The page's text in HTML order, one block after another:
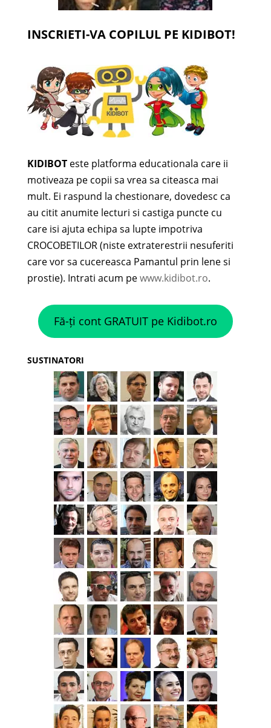
INSCRIETI-VA COPILUL PE KIDIBOT!
KIDIBOTeste platforma educationala care ii
motiveaza pe copii sa vrea sa citeasca mai
mult. Ei raspund la chestionare, dovedesc ca
au citit anumite lecturi si castiga puncte cu
care isi ajuta echipa sa lupte impotriva
CROCOBETILOR (niste extraterestrii nesuferiti
care vor sa cucereasca Pamantul prin lene si
prostie). Intrati acum pewww.kidibot.ro.
Fă-ți cont GRATUIT pe Kidibot.ro
SUSTINATORI